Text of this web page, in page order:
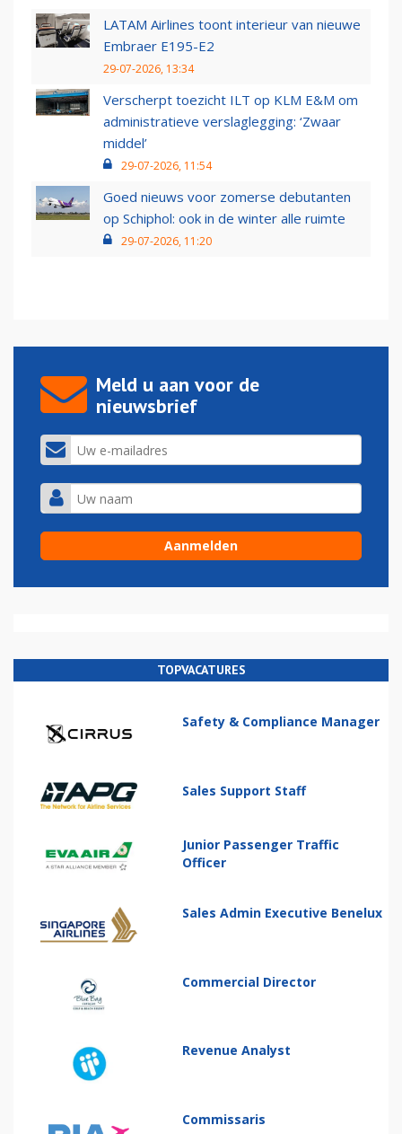
LATAM Airlines toont interieur van nieuwe
Embraer E195-E2
29-07-2026, 13:34
Verscherpt toezicht ILT op KLM E&M om
administratieve verslaglegging: ‘Zwaar
middel’
29-07-2026, 11:54
Goed nieuws voor zomerse debutanten
op Schiphol: ook in de winter alle ruimte
29-07-2026, 11:20
Meld u aan voor de
nieuwsbrief
TOPVACATURES
Safety & Compliance Manager
Sales Support Staff
Junior Passenger Traffic
Officer
Sales Admin Executive Benelux
Commercial Director
Revenue Analyst
Commissaris